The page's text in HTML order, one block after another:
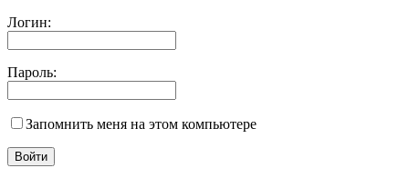
Логин:
Пароль:
Запомнить меня на этом компьютере